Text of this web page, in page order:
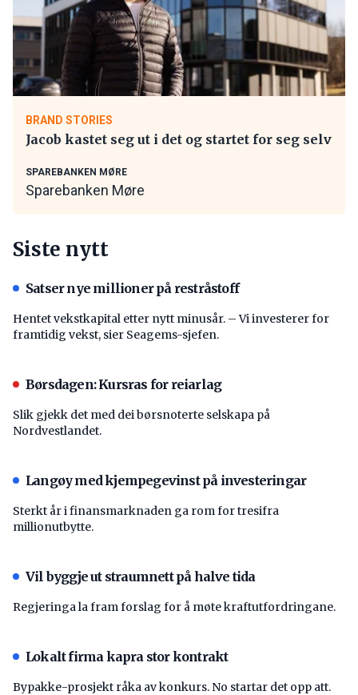
BRAND STORIES
Jacob kastet seg ut i det og startet for seg selv
SPAREBANKEN MØRE
Sparebanken Møre
Siste nytt
Satser nye millioner på restråstoff
Hentet vekstkapital etter nytt minusår. – Vi investerer for
framtidig vekst, sier Seagems-sjefen.
Børsdagen: Kursras for reiarlag
Slik gjekk det med dei børsnoterte selskapa på
Nordvestlandet.
Langøy med kjempegevinst på investeringar
Sterkt år i finansmarknaden ga rom for tresifra
millionutbytte.
Vil byggje ut straumnett på halve tida
Regjeringa la fram forslag for å møte kraftutfordringane.
Lokalt firma kapra stor kontrakt
Bypakke-prosjekt råka av konkurs. No startar det opp att.